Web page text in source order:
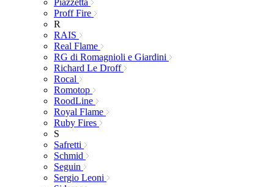
Proff Fire
R
RAIS
Real Flame
RG di Romagnioli e Giardini
Richard Le Droff
Rocal
Romotop
RoodLine
Royal Flame
Ruby Fires
S
Safretti
Schmid
Seguin
Sergio Leoni